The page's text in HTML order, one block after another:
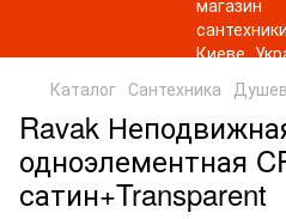
Каталог Сантехника
Ravak
одноэлементная
сатин+Transparent